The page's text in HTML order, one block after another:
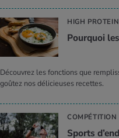
HIGH PROTEIN
Pour­quoi
Découvrez les fonctions que
goûtez nos délicieuses recettes.
COMPÉTITION
Sports